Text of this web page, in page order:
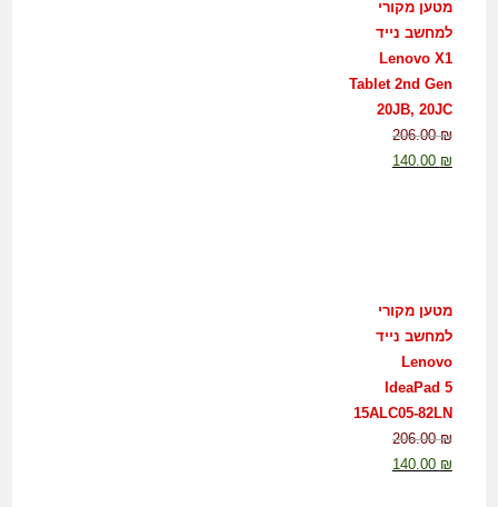
מטען מקורי
למחשב נייד
Lenovo X1
Tablet 2nd Gen
20JB, 20JC
206.00₪
140.00 ₪
מטען מקורי
למחשב נייד
Lenovo
IdeaPad 5
15ALC05-82LN
206.00₪
140.00 ₪